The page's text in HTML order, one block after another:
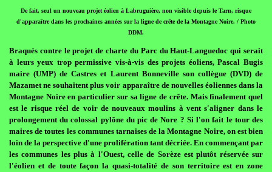
De fait, seul un nouveau projet éolien à Labruguière, non visible depuis le Tarn, risque
d'apparaître dans les prochaines années sur la ligne de crête de la Montagne Noire. / Photo
DDM.
Braqués contre le projet de charte du Parc du Haut-Languedoc qui serait
à leurs yeux trop permissive vis-à-vis des projets éoliens, Pascal Bugis
maire (UMP) de Castres et Laurent Bonneville son collègue (DVD) de
Mazamet ne souhaitent plus voir apparaître de nouvelles éoliennes dans la
Montagne Noire en particulier sur sa ligne de crête. Mais finalement quel
est le risque réel de voir de nouveaux moulins à vent s'aligner dans le
prolongement du colossal pylône du pic de Nore ? Si l'on fait le tour des
maires de toutes les communes tarnaises de la Montagne Noire, on est bien
loin de la perspective d'une prolifération tant décriée. En commençant par
les communes les plus à l'Ouest, celle de Sorèze est plutôt réservée sur
l'éolien et de toute façon la quasi-totalité de son territoire est en zone